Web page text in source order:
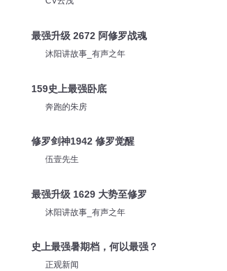
最强升级 2672 阿修罗战魂
沐阳讲故事_有声之年
159史上最强卧底
奔跑的朱房
修罗剑神1942 修罗觉醒
伍壹先生
最强升级 1629 大势至修罗
沐阳讲故事_有声之年
史上最强暑期档，何以最强？
正观新闻